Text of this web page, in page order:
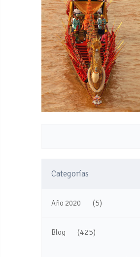
Categorías
Año 2020 (5)
Blog (425)